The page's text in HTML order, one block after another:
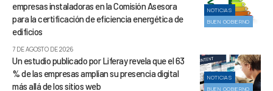
NOTICIAS
BUEN GOBIERNO
empresas instaladoras en la Comisión Asesora
para la certificación de eficiencia energética de
edificios
7 DE AGOSTO DE 2026
NOTICIAS
BUEN GOBIERNO
Un estudio publicado por Liferay revela que el 63
% de las empresas amplían su presencia digital
más allá de los sitios web